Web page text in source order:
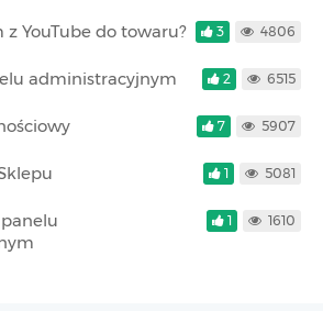
YouTube do towaru? 3 4806
administracyjnym 2 6515
7 5907
1 5081
1 1610